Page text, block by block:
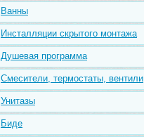
Ванны
Инсталляции скрытого монтажа
Душевая программа
Смесители, термостаты, вентили
Унитазы
Биде